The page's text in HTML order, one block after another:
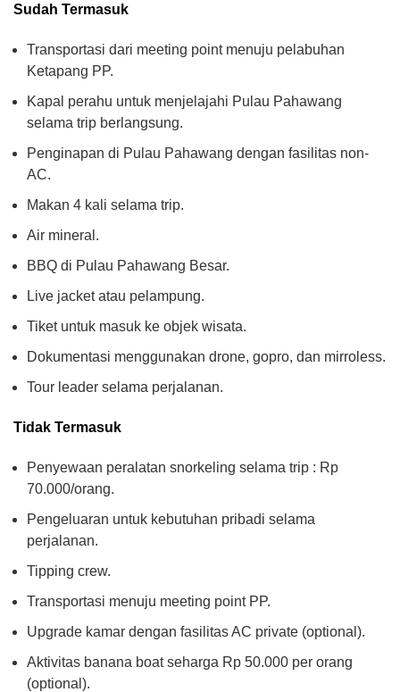
Sudah Termasuk
Transportasi dari meeting point menuju pelabuhan
Ketapang PP.
Kapal perahu untuk menjelajahi Pulau Pahawang
selama trip berlangsung.
Penginapan di Pulau Pahawang dengan fasilitas non-
AC.
Makan 4 kali selama trip.
Air mineral.
BBQ di Pulau Pahawang Besar.
Live jacket atau pelampung.
Tiket untuk masuk ke objek wisata.
Dokumentasi menggunakan drone, gopro, dan mirroless.
Tour leader selama perjalanan.
Tidak Termasuk
Penyewaan peralatan snorkeling selama trip : Rp
70.000/orang.
Pengeluaran untuk kebutuhan pribadi selama
perjalanan.
Tipping crew.
Transportasi menuju meeting point PP.
Upgrade kamar dengan fasilitas AC private (optional).
Aktivitas banana boat seharga Rp 50.000 per orang
(optional).